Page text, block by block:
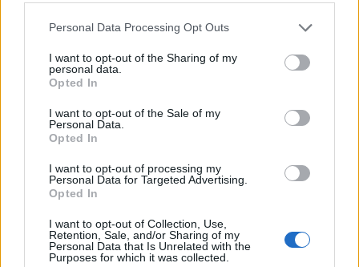
Personal Data Processing Opt Outs
I want to opt-out of the Sharing of my
personal data.
Opted In
I want to opt-out of the Sale of my
Personal Data.
Opted In
I want to opt-out of processing my
Personal Data for Targeted Advertising.
Opted In
I want to opt-out of Collection, Use,
Retention, Sale, and/or Sharing of my
Personal Data that Is Unrelated with the
Purposes for which it was collected.
XIAOMI PRESENTA I NUOVI REDMI 17 SERIES,